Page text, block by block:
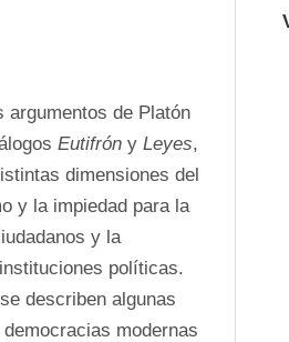
argumentos de Platón
Eutifrón y Leyes,
dimensiones del
y la impiedad para la
y la
políticas.
describen algunas
modernas